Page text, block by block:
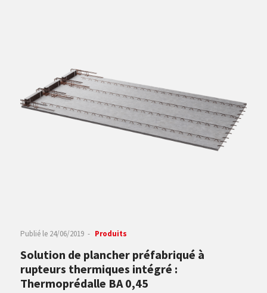
Publié le 24/06/2019 Produits
Solution de plancher préfabriqué à
rupteurs thermiques intégré :
Thermoprédalle BA 0,45